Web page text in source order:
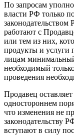
По запросам
власти РФ только
работают с
или тем из них,
продукты и услуги
лицам
необходимый
проведения
Продавец
одностороннем
что изменения не
законодательству
вступают в силу